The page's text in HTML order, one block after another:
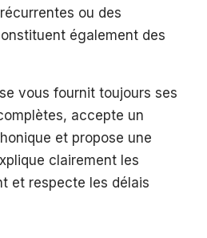
ou des
également des
vous fournit toujours ses
accepte un
et propose une
clairement les
et respecte les délais